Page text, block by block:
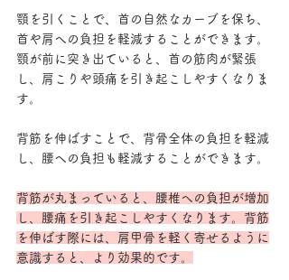
顎を引くことで、首の自然なカーブを保ち、
首や肩への負担を軽減することができます。
顎が前に突き出ていると、首の筋肉が緊張
し、肩こりや頭痛を引き起こしやすくなりま
す。
背筋を伸ばすことで、背骨全体の負担を軽減
し、腰への負担も軽減することができます。
背筋が丸まっていると、腰椎への負担が増加
し、腰痛を引き起こしやすくなります。背筋
を伸ばす際には、肩甲骨を軽く寄せるように
意識すると、より効果的です。